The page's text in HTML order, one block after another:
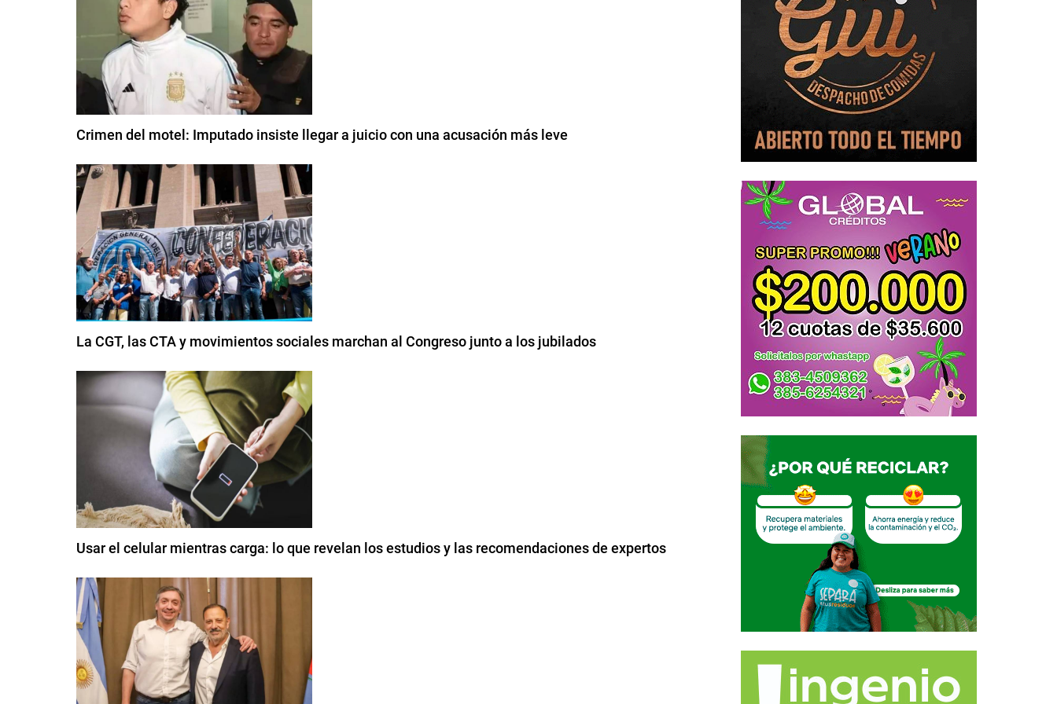
Crimen del motel: Imputado insiste llegar a juicio con una acusación más leve
La CGT, las CTA y movimientos sociales marchan al Congreso junto a los jubilados
Usar el celular mientras carga: lo que revelan los estudios y las recomendaciones de expertos